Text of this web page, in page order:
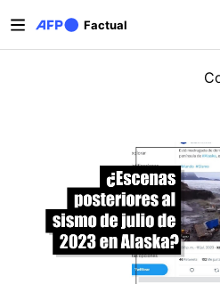
Factual
Solapas principales